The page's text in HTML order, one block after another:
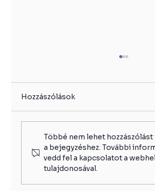
Győr ultrahang – a
hanghullámok
Hozzászólások
Többé nem lehet hozzászólást
a bejegyzéshez. További
vedd fel a kapcsolatot a
tulajdonosával.